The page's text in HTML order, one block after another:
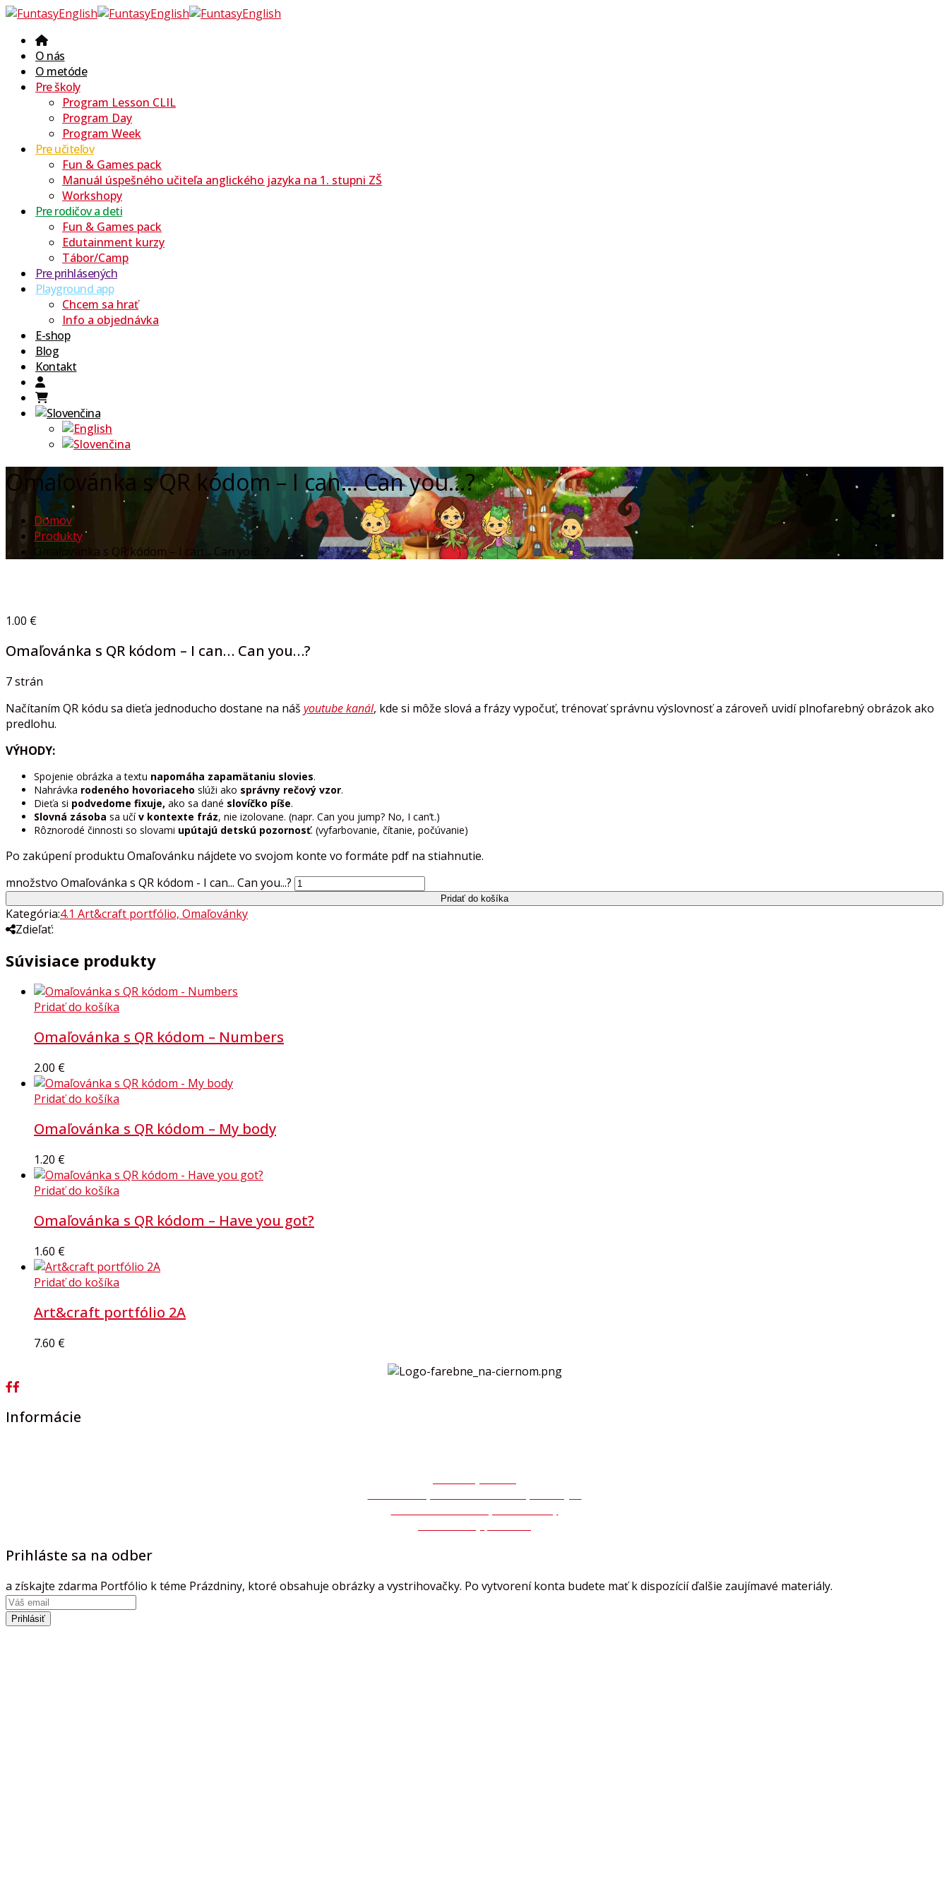
O nás
O metóde
Pre školy
Program Lesson CLIL
Program Day
Program Week
Pre učiteľov
Fun & Games pack
Manuál úspešného učiteľa anglického jazyka na 1. stupni ZŠ
Workshopy
Pre rodičov a deti
Fun & Games pack
Edutainment kurzy
Tábor/Camp
Pre prihlásených
Playground app
Chcem sa hrať
Info a objednávka
E-shop
Blog
Kontakt
Omaľovánka s QR kódom – I can… Can you…?
Domov
Produkty
Omaľovánka s QR kódom – I can… Can you…?
1.00 €
Omaľovánka s QR kódom – I can… Can you…?
7 strán
Načítaním QR kódu sa dieťa jednoducho dostane na náš youtube kanál, kde si môže slová a frázy vypočuť, trénovať správnu výslovnosť a zároveň uvidí plnofarebný obrázok ako
predlohu.
VÝHODY:
Spojenie obrázka a textu napomáha zapamätaniu slovies.
Nahrávka rodeného hovoriaceho slúži ako správny rečový vzor.
Dieťa si podvedome fixuje, ako sa dané slovíčko píše.
Slovná zásoba sa učív kontexte fráz, nie izolovane. (napr. Can you jump? No, I can’t.)
Rôznorodé činnosti so slovami upútajú detskú pozornosť. (vyfarbovanie, čítanie, počúvanie)
Po zakúpení produktu Omaľovánku nájdete vo svojom konte vo formáte pdf na stiahnutie.
množstvo Omaľovánka s QR kódom - I can... Can you...?
Pridať do košíka
Kategória:4.1 Art&craft portfólio, Omaľovánky
Zdieľať:
Súvisiace produkty
Pridať do košíka
Omaľovánka s QR kódom – Numbers
2.00 €
Pridať do košíka
Omaľovánka s QR kódom – My body
1.20 €
Pridať do košíka
Omaľovánka s QR kódom – Have you got?
1.60 €
Pridať do košíka
Art&craft portfólio 2A
7.60 €
Informácie
Prihláste sa na odber
a získajte zdarma Portfólio k téme Prázdniny, ktoré obsahuje obrázky a vystrihovačky. Po vytvorení konta budete mať k dispozícií ďalšie zaujímavé materiály.